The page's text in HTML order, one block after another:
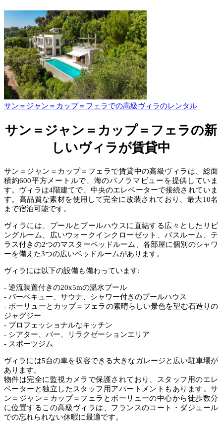
サン＝ジャン＝カップ＝フェラでの高級ヴィラのレンタル
サン＝ジャン＝カップ＝フェラの新
しいヴィラが賃貸中
サン＝ジャン＝カップ＝フェラで賃貸中の高級ヴィラは、総面
積約600平方メートルで、海のパノラマビューを提供していま
す。ヴィラは4階建てで、中央のエレベーターで接続されていま
す。高品質な素材を使用して完全に改装されており、最大10名
まで宿泊可能です。
ヴィラには、プールとプールハウスに直結する広々としたリビ
ングルーム、広いウォークインクローゼット、バスルーム、テ
ラス付きの2つのマスターベッドルーム、各部屋に個別のシャワ
ーを備えた3つの広いベッドルームがあります。
ヴィラには以下の設備も備わっています:
- 逆流装置付きの20x5mの温水プール
- バーベキュー、サウナ、シャワー付きのプールハウス
- ボーリューとカップ＝フェラの素晴らしい景色を望む石造りの
ジャグジー
- プロフェッショナルなキッチン
- シアター、バー、リラクゼーションエリア
- スポーツジム
ヴィラには5台の車を収容できる大きなガレージと広い駐車場が
あります。
物件は完全に監視カメラで保護されており、スタッフ用のエレ
ベーターと独立したスタッフ用アパートメントもあります。サ
ン＝ジャン＝カップ＝フェラとボーリューの中心から徒歩数分
に位置するこの高級ヴィラは、フランスのコート・ダジュール
での忘れられない休暇に最適です。